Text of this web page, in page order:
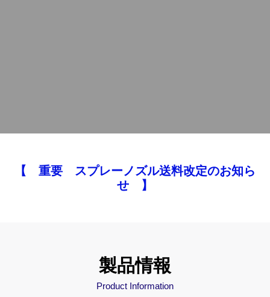
【 重要 スプレーノズル送料改定のお知ら
せ 】
製品情報
Product Information